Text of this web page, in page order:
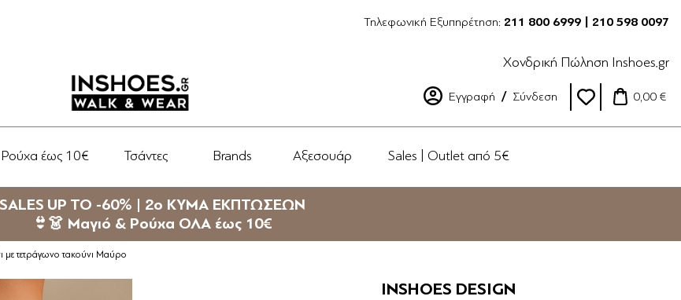
Τηλεφωνική Εξυπηρέτηση: 211 800 6999 | 210 598 0097
Χονδρική Πώληση Inshoes.gr
Εγγραφή Σύνδεση 0,00 €
Ρούχα έως 10€ Τσάντες Brands Αξεσουάρ Sales | Outlet από 5€
SALES UP TO -60% | 2ο ΚΥΜΑ ΕΚΠΤΩΣΕΩΝ
👙👗 Μαγιό & Ρούχα ΟΛΑ έως 10€
με τετράγωνο τακούνι Μαύρο
INSHOES DESIGN